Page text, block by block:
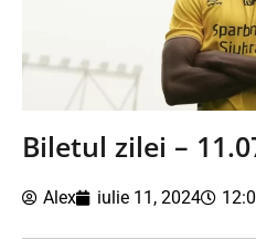
Biletul zilei –
Alex iulie 11, 2024